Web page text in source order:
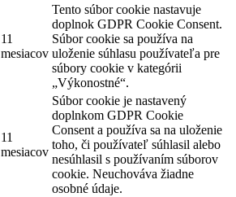
11
mesiacov
Tento súbor cookie nastavuje
doplnok GDPR Cookie Consent.
Súbor cookie sa používa na
uloženie súhlasu používateľa pre
súbory cookie v kategórii
„Výkonostné“.
11
mesiacov
Súbor cookie je nastavený
doplnkom GDPR Cookie
Consent a používa sa na uloženie
toho, či používateľ súhlasil alebo
nesúhlasil s používaním súborov
cookie. Neuchováva žiadne
osobné údaje.